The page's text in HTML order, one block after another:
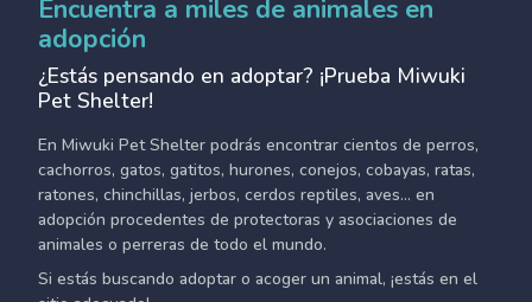
Encuentra a miles de animales en
adopción
¿Estás pensando en adoptar? ¡Prueba Miwuki
Pet Shelter!
En Miwuki Pet Shelter podrás encontrar cientos de perros,
cachorros, gatos, gatitos, hurones, conejos, cobayas, ratas,
ratones, chinchillas, jerbos, cerdos reptiles, aves... en
adopción procedentes de protectoras y asociaciones de
animales o perreras de todo el mundo.
Si estás buscando adoptar o acoger un animal, ¡estás en el